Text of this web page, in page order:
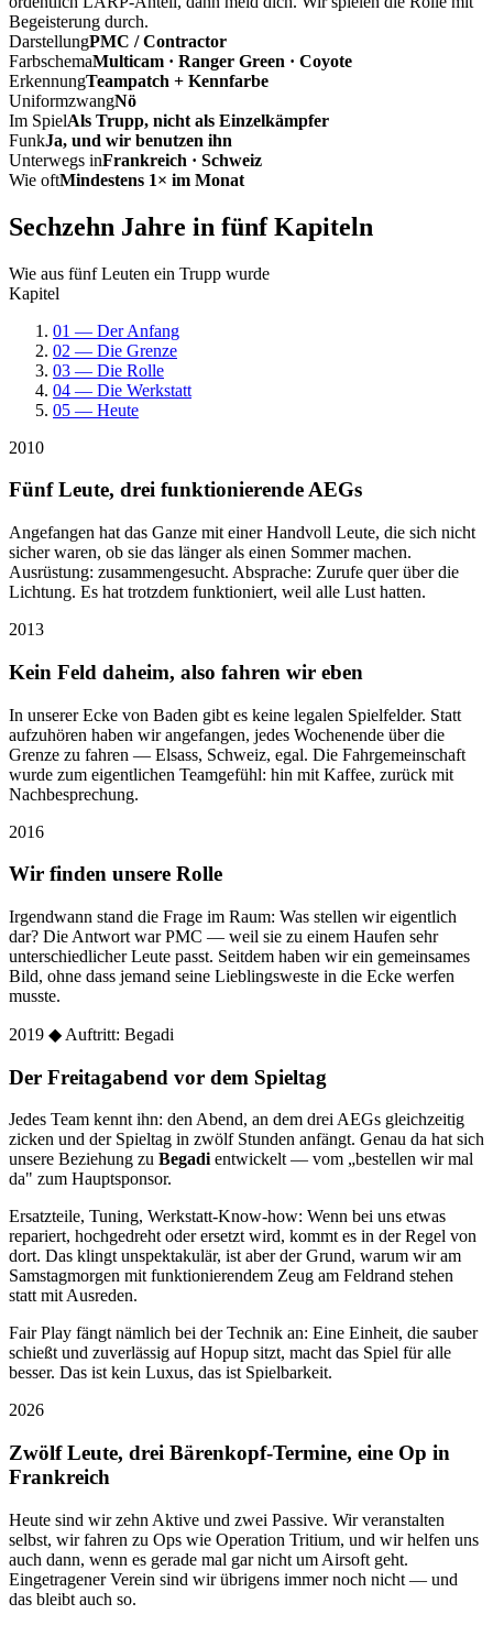
Begeisterung durch.
DarstellungPMC / Contractor
FarbschemaMulticam · Ranger Green · Coyote
ErkennungTeampatch + Kennfarbe
UniformzwangNö
Im SpielAls Trupp, nicht als Einzelkämpfer
FunkJa, und wir benutzen ihn
Unterwegs inFrankreich · Schweiz
Wie oftMindestens 1× im Monat
Sechzehn Jahre in fünf Kapiteln
Wie aus fünf Leuten ein Trupp wurde
Kapitel
01 — Der Anfang
02 — Die Grenze
03 — Die Rolle
04 — Die Werkstatt
05 — Heute
2010
Fünf Leute, drei funktionierende AEGs
Angefangen hat das Ganze mit einer Handvoll Leute, die sich nicht
sicher waren, ob sie das länger als einen Sommer machen.
Ausrüstung: zusammengesucht. Absprache: Zurufe quer über die
Lichtung. Es hat trotzdem funktioniert, weil alle Lust hatten.
2013
Kein Feld daheim, also fahren wir eben
In unserer Ecke von Baden gibt es keine legalen Spielfelder. Statt
aufzuhören haben wir angefangen, jedes Wochenende über die
Grenze zu fahren — Elsass, Schweiz, egal. Die Fahrgemeinschaft
wurde zum eigentlichen Teamgefühl: hin mit Kaffee, zurück mit
Nachbesprechung.
2016
Wir finden unsere Rolle
Irgendwann stand die Frage im Raum: Was stellen wir eigentlich
dar? Die Antwort war PMC — weil sie zu einem Haufen sehr
unterschiedlicher Leute passt. Seitdem haben wir ein gemeinsames
Bild, ohne dass jemand seine Lieblingsweste in die Ecke werfen
musste.
2019 ◆ Auftritt: Begadi
Der Freitagabend vor dem Spieltag
Jedes Team kennt ihn: den Abend, an dem drei AEGs gleichzeitig
zicken und der Spieltag in zwölf Stunden anfängt. Genau da hat sich
unsere Beziehung zu Begadientwickelt — vom „bestellen wir mal
da" zum Hauptsponsor.
Ersatzteile, Tuning, Werkstatt-Know-how: Wenn bei uns etwas
repariert, hochgedreht oder ersetzt wird, kommt es in der Regel von
dort. Das klingt unspektakulär, ist aber der Grund, warum wir am
Samstagmorgen mit funktionierendem Zeug am Feldrand stehen
statt mit Ausreden.
Fair Play fängt nämlich bei der Technik an: Eine Einheit, die sauber
schießt und zuverlässig auf Hopup sitzt, macht das Spiel für alle
besser. Das ist kein Luxus, das ist Spielbarkeit.
2026
Zwölf Leute, drei Bärenkopf-Termine, eine Op in
Frankreich
Heute sind wir zehn Aktive und zwei Passive. Wir veranstalten
selbst, wir fahren zu Ops wie Operation Tritium, und wir helfen uns
auch dann, wenn es gerade mal gar nicht um Airsoft geht.
Eingetragener Verein sind wir übrigens immer noch nicht — und
das bleibt auch so.